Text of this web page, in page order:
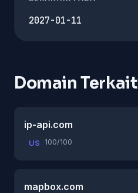
2027-01-11
Domain Terkait
ip-api.com
US 100/100
mapbox.com